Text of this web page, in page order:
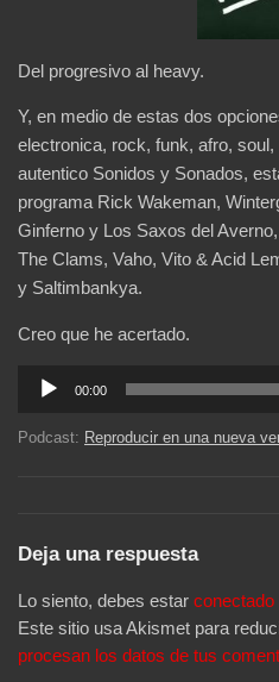
Del progresivo al heavy.
Y, en medio de estas dos
electronica, rock, funk, afro,
autentico Sonidos y Sonados,
programa Rick Wakeman,
Ginferno y Los Saxos del
The Clams, Vaho, Vito & Acid
y Saltimbankya.
Creo que he acertado.
Reproductor
audio
00:00
Podcast: Reproducir en una nueva
Deja una respuesta
Lo siento, debes estar conectado
Este sitio usa Akismet para
procesan los datos de tus